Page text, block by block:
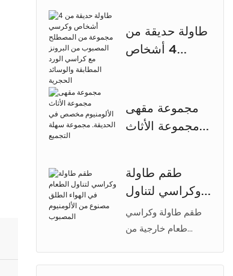
للاستخدام الخارجي
بإطار متين مطلي
للمظلة، وهيكل خفيف
طاولة حديقة من
4 أشخاص
المصبوب من
البرونز مع
والوسائد
الحجرية
مجموعة مقهى
مجموعة الأثاث
الحديقة. مجموعة
سهلة التجميع
طقم طاولة
وكراسي لتناول
الطعام في الهواء
الطلق مصنوع
المصبوب
طقم طاولة وكراسي
طعام خارجية من